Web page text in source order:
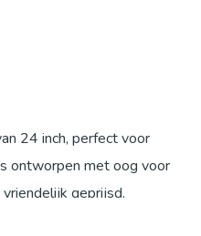
24 inch, perfect voor
ontworpen met oog voor
geprijsd.